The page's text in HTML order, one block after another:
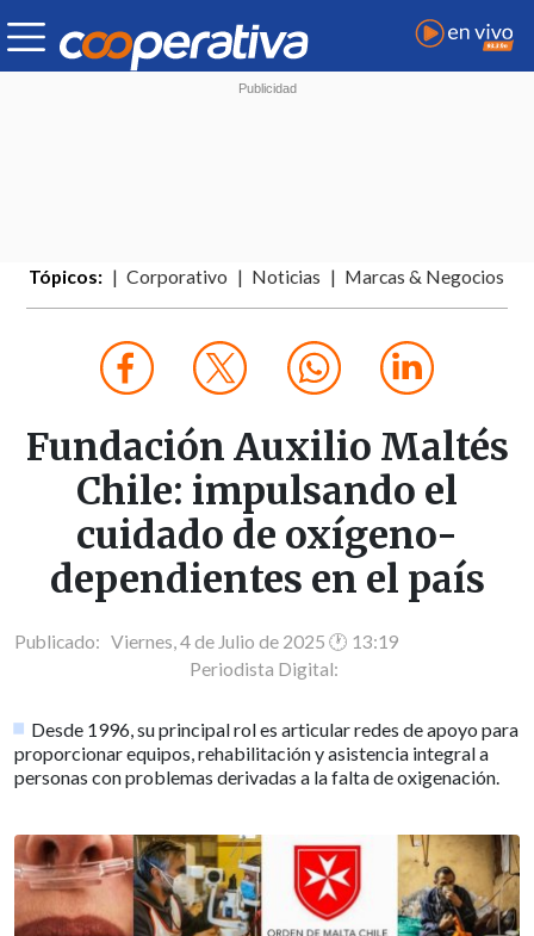
Tópicos: Corporativo Noticias Marcas & Negocios
Fundación Auxilio Maltés
Chile: impulsando el
cuidado de oxígeno-
dependientes en el país
Publicado: Viernes, 4 de Julio de 2025 🕐 13:19
Periodista Digital:
Desde 1996, su principal rol es articular redes de apoyo para
proporcionar equipos, rehabilitación y asistencia integral a
personas con problemas derivadas a la falta de oxigenación.